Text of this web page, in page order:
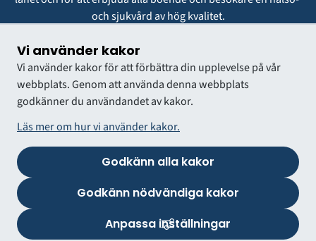
Vi använder kakor
Vi använder kakor för att förbättra din upplevelse på vår
webbplats. Genom att använda denna webbplats
godkänner du användandet av kakor.
Läs mer om hur vi använder kakor.
Godkänn alla kakor
Godkänn nödvändiga kakor
Anpassa inställningar
och sjukvård av hög kvalitet.
Vår vision är att vara en region att längta till och växa i.
Logga in
VÅRDGIVARWEBB